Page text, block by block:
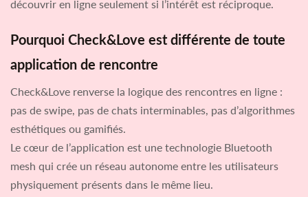
découvrir en ligne seulement si l’intérêt est réciproque.
Pourquoi Check&Love est différente de toute
application de rencontre
Check&Love renverse la logique des rencontres en ligne :
pas de swipe, pas de chats interminables, pas d’algorithmes
esthétiques ou gamifiés.
Le cœur de l’application est une technologie Bluetooth
mesh qui crée un réseau autonome entre les utilisateurs
physiquement présents dans le même lieu.